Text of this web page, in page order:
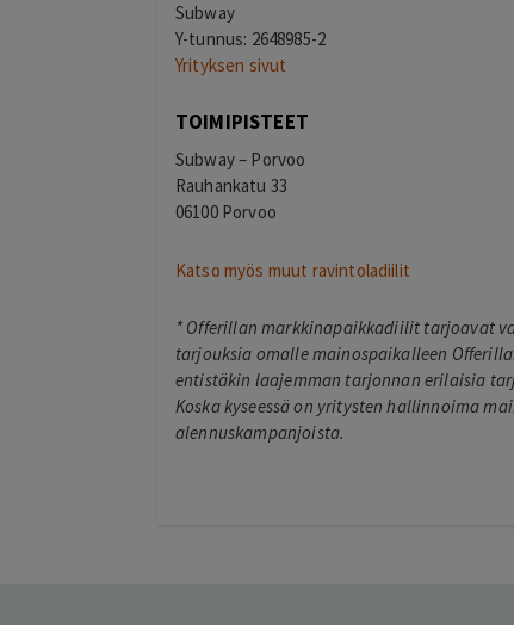
Subway
Y-tunnus: 2648985-2
Yrityksen sivut
TOIMIPISTEET
Subway – Porvoo
Rauhankatu 33
06100 Porvoo
Katso myös muut ravintoladiilit
* Offerillan markkinapaikkadiilit tarjoavat
tarjouksia omalle mainospaikalleen
entistäkin laajemman tarjonnan erilaisia
Koska kyseessä on yritysten hallinnoima
alennuskampanjoista.
Lisätty